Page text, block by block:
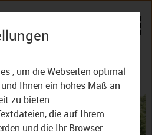
DER BEZIRK - DAS MAGAZIN
, um die Webseiten optimal
Ihnen ein hohes Maß an
zu bieten.
die auf Ihrem
und die Ihr Browser